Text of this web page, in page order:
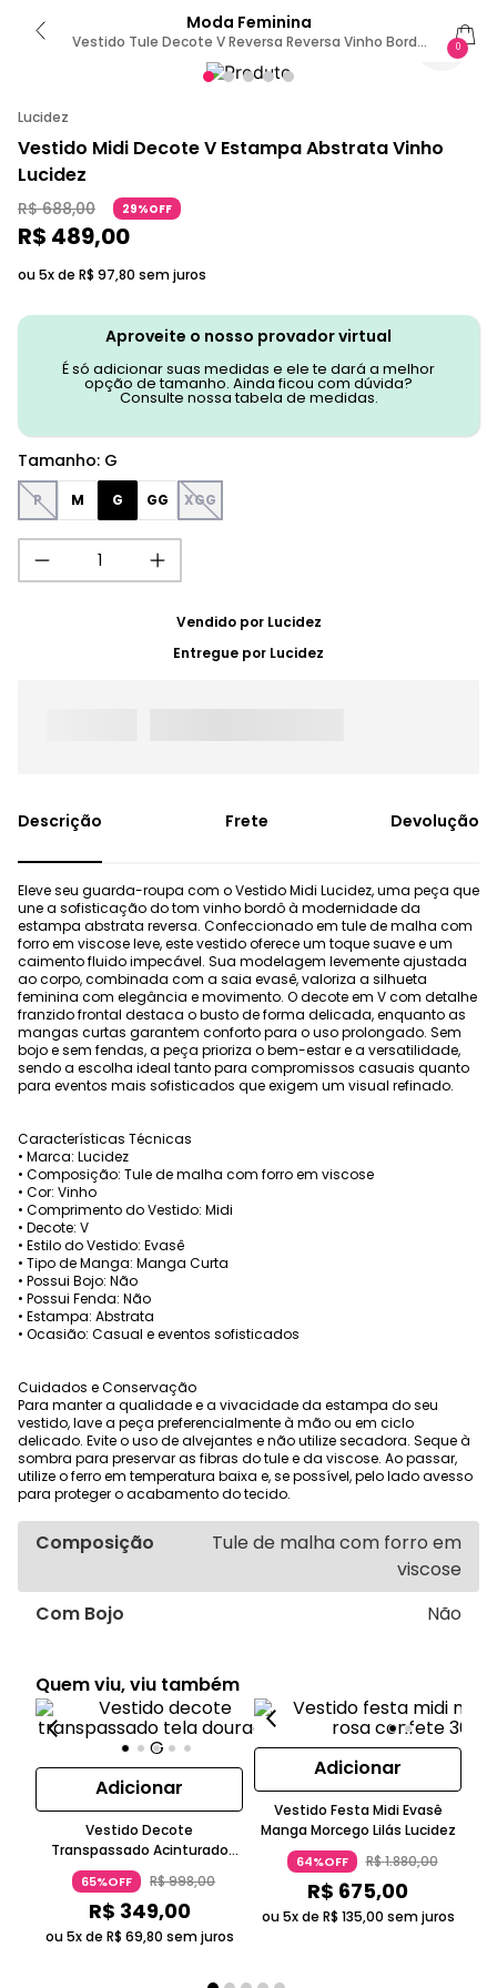
Moda Feminina
Vestido Tule Decote V Reversa Reversa Vinho Bordo
0
Lucidez
Vestido Midi Decote V Estampa Abstrata Vinho
Lucidez
R$ 688,00 29%OFF
R$ 489,00
ou 5x de R$ 97,80 sem juros
Aproveite o nosso provador virtual
É só adicionar suas medidas e ele te dará a melhor
opção de tamanho. Ainda ficou com dúvida?
Consulte nossa tabela de medidas.
Tamanho: G
P M G GG XGG
Vendido por Lucidez
Entregue por Lucidez
Frete Devolução
Eleve seu guarda-roupa com o Vestido Midi Lucidez, uma peça que
une a sofisticação do tom vinho bordô à modernidade da
estampa abstrata reversa. Confeccionado em tule de malha com
forro em viscose leve, este vestido oferece um toque suave e um
caimento fluido impecável. Sua modelagem levemente ajustada
ao corpo, combinada com a saia evasê, valoriza a silhueta
feminina com elegância e movimento. O decote em V com detalhe
franzido frontal destaca o busto de forma delicada, enquanto as
mangas curtas garantem conforto para o uso prolongado. Sem
bojo e sem fendas, a peça prioriza o bem-estar e a versatilidade,
sendo a escolha ideal tanto para compromissos casuais quanto
para eventos mais sofisticados que exigem um visual refinado.
Características Técnicas
• Marca: Lucidez
• Composição: Tule de malha com forro em viscose
• Cor: Vinho
• Comprimento do Vestido: Midi
• Decote: V
• Estilo do Vestido: Evasê
• Tipo de Manga: Manga Curta
• Possui Bojo: Não
• Possui Fenda: Não
• Estampa: Abstrata
• Ocasião: Casual e eventos sofisticados
Cuidados e Conservação
Para manter a qualidade e a vivacidade da estampa do seu
vestido, lave a peça preferencialmente à mão ou em ciclo
delicado. Evite o uso de alvejantes e não utilize secadora. Seque à
sombra para preservar as fibras do tule e da viscose. Ao passar,
utilize o ferro em temperatura baixa e, se possível, pelo lado avesso
para proteger o acabamento do tecido.
Composição
Tule de malha com forro em
viscose
Com Bojo
Não
Quem viu, viu também
Adicionar
Vestido Decote
Transpassado Acinturado
Evasê Midi Tela Sem Manga
Bege Claro
65%OFF R$998,00
R$ 349,00
ou 5x de R$ 69,80 sem juros
Adicionar
Vestido Festa Midi Evasê
Manga Morcego Lilás Lucidez
64%OFF R$1.880,00
R$ 675,00
ou 5x de R$ 135,00 sem juros